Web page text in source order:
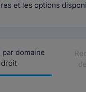
et les options
domaine